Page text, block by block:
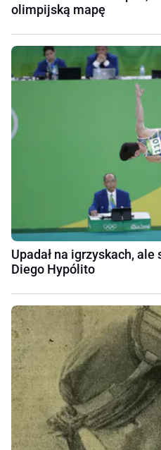
olimpijską mapę
Upadał na igrzyskach, ale
Diego Hypólito